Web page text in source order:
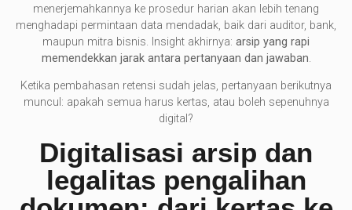
menerjemahkannya ke prosedur harian akan lebih tenang
menghadapi permintaan data mendadak, baik dari auditor, bank,
maupun mitra bisnis. Insight akhirnya: arsip yang rapi
memendekkan jarak antara pertanyaan dan jawaban.
Ketika pembahasan retensi sudah jelas, pertanyaan berikutnya
muncul: apakah semua harus kertas, atau boleh sepenuhnya
digital?
Digitalisasi arsip dan
legalitas pengalihan